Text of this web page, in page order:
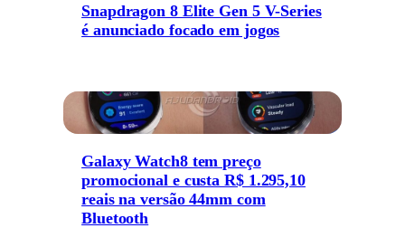
Snapdragon 8 Elite Gen 5 V-Series
é anunciado focado em jogos
Galaxy Watch8 tem preço
promocional e custa R$ 1.295,10
reais na versão 44mm com
Bluetooth